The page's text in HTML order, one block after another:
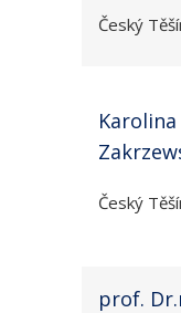
Český
Karolina
Český
prof.